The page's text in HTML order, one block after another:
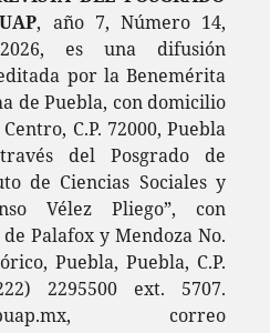
, año 7, Número 14,
es una difusión
por la Benemérita
de Puebla, con domicilio
C.P. 72000, Puebla
del Posgrado de
de Ciencias Sociales y
Vélez Pliego”, con
Palafox y Mendoza No.
Puebla, Puebla, C.P.
2295500 ext. 5707.
correo